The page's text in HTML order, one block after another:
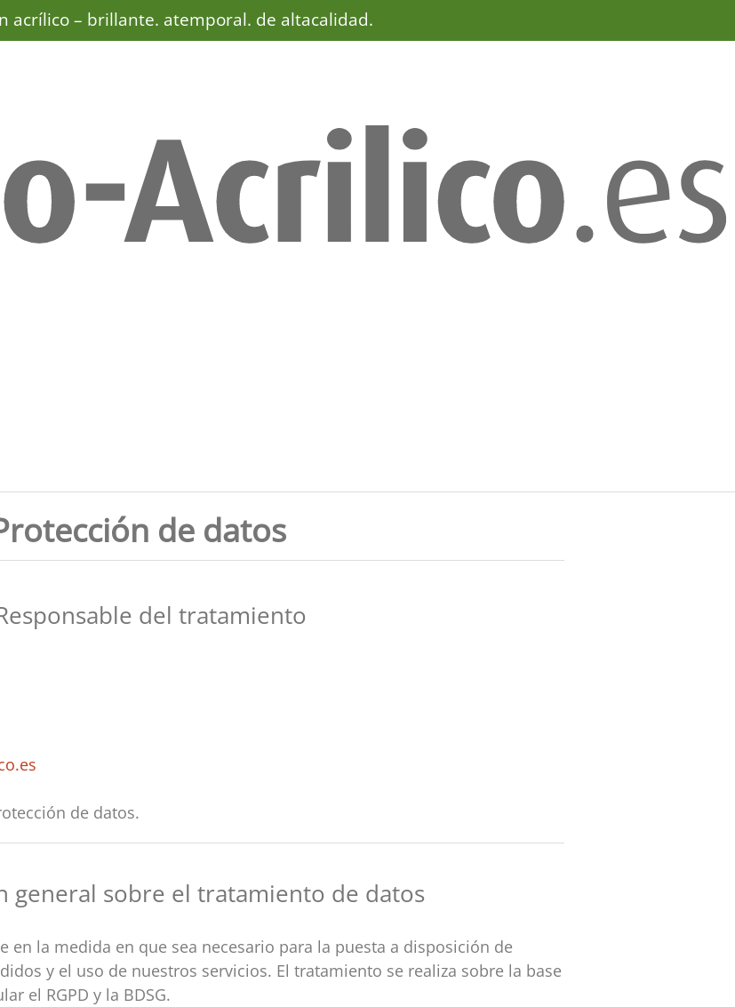
acrílico – brillante. atemporal. de altacalidad.
de datos
del tratamiento
de datos.
general sobre el tratamiento de datos
en la medida en que sea necesario para la puesta a disposición de
y el uso de nuestros servicios. El tratamiento se realiza sobre la base
el RGPD y la BDSG.